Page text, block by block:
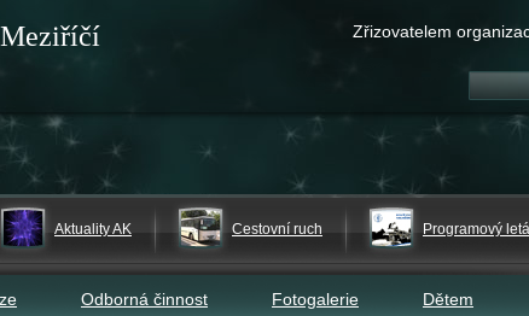
Meziříčí Zřizovatelem
Aktuality AK Cestovní ruch Programový
Odborná činnost Fotogalerie Dětem